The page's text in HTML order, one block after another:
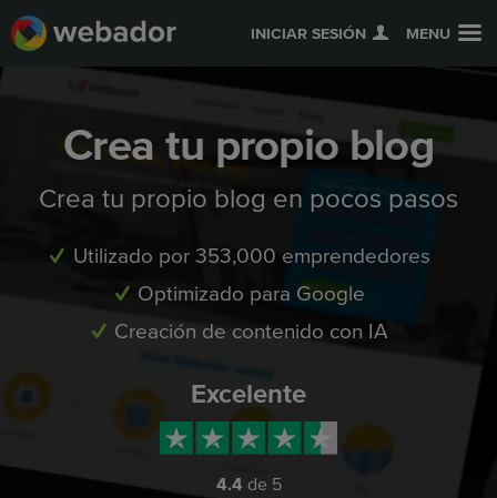
INICIAR SESIÓN MENU
Crea tu propio blog
Crea tu propio blog en pocos pasos
Utilizado por 353,000 emprendedores
Optimizado para Google
Creación de contenido con IA
Excelente
4.4 de 5